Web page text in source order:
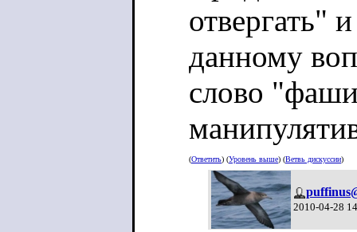
отвергать"
данному
слово
(Ответить) (Уровень выше) (Ветвь дискуссии)
2010-04-28